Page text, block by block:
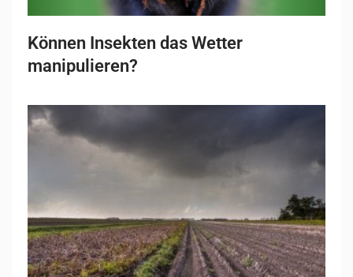
Können Insekten das Wetter
manipulieren?